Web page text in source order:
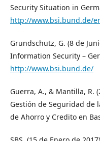
Security Situation in
http://www.bsi.bund.de/
Grundschutz, G. (8 de
Information Security –
http://www.bsi.bund.de/
Guerra, A., & Mantilla, R.
Gestión de Seguridad de
de Ahorro y Credito en